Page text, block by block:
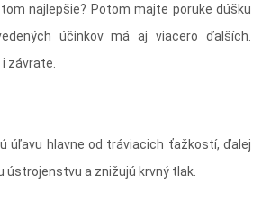
najlepšie? Potom majte poruke dúšku
účinkov má aj viacero ďalších.
závrate.
úľavu hlavne od tráviacich ťažkostí, ďalej
ústrojenstvu a znižujú krvný tlak.